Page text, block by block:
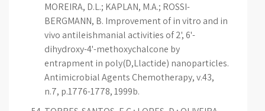
MOREIRA, D.L.; KAPLAN, M.A.; ROSSI-
BERGMANN, B. Improvement of in vitro and in
vivo antileishmanial activities of 2', 6'-
dihydroxy-4'-methoxychalcone by
entrapment in poly(D,Llactide) nanoparticles.
Antimicrobial Agents Chemotherapy, v.43,
n.7, p.1776-1778, 1999b.